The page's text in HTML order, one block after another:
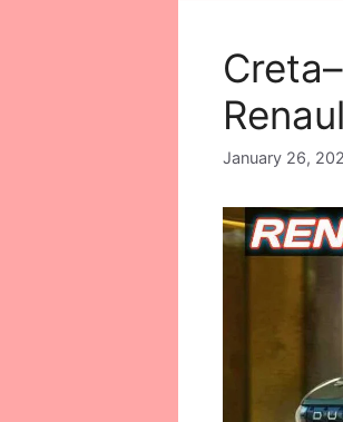
January 26,